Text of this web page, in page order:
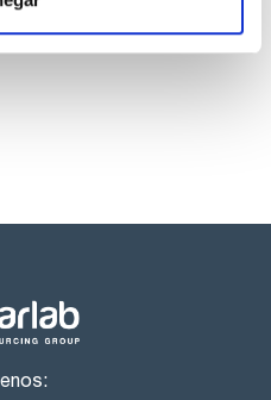
y precolumnas con
esta imagen son